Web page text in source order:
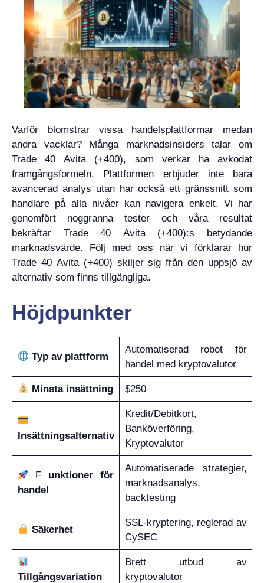
Varför blomstrar vissa handelsplattformar medan
andra vacklar? Många marknadsinsiders talar om
Trade 40 Avita (+400), som verkar ha avkodat
framgångsformeln. Plattformen erbjuder inte bara
avancerad analys utan har också ett gränssnitt som
handlare på alla nivåer kan navigera enkelt. Vi har
genomfört noggranna tester och våra resultat
bekräftar Trade 40 Avita (+400):s betydande
marknadsvärde. Följ med oss när vi förklarar hur
Trade 40 Avita (+400) skiljer sig från den uppsjö av
alternativ som finns tillgängliga.
Höjdpunkter
Typ av plattform
Automatiserad robot för
handel med kryptovalutor
Minsta insättning $250
Insättningsalternativ
Kredit/Debitkort,
Banköverföring,
Kryptovalutor
F unktioner för
handel
Automatiserade strategier,
marknadsanalys,
backtesting
Säkerhet
SSL-kryptering, reglerad av
CySEC
Tillgångsvariation
Brett utbud av
kryptovalutor